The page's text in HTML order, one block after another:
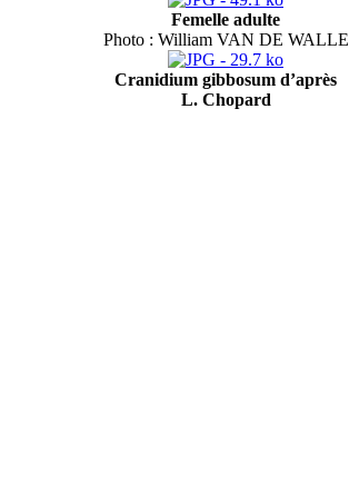
Femelle adulte
Photo : William VAN DE WALLE
Cranidium gibbosum d’après
L. Chopard